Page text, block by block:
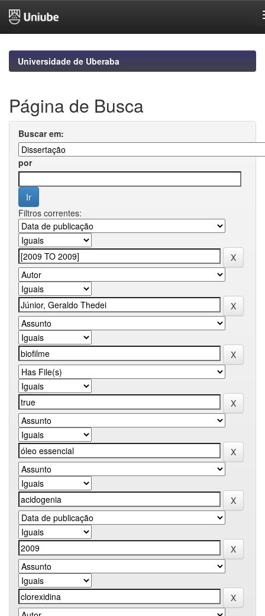
navigationUniversidade de Uberaba
Página de Busca
Buscar em:
por
Filtros correntes: